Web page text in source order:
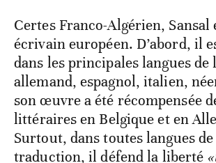
Certes Franco-Algérien, Sansal
écrivain européen. D’abord, il
dans les principales langues de
allemand, espagnol, italien,
son œuvre a été récompensée
littéraires en Belgique et en
Surtout, dans toutes langues
traduction, il défend la liberté